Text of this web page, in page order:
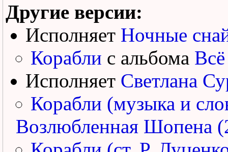
Другие версии:
Исполняет Ночные
Корабли с альбома
Исполняет Светлана
Корабли (музыка и
Возлюбленная Шопена